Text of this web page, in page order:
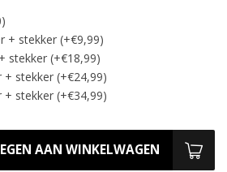
+ stekker (+€9,99)
stekker (+€18,99)
stekker (+€24,99)
stekker (+€34,99)
AAN WINKELWAGEN